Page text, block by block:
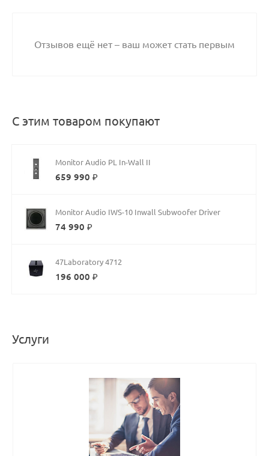
Отзывов ещё нет – ваш может стать первым
С этим товаром покупают
Monitor Audio PL In-Wall II
659 990 ₽
Monitor Audio IWS-10 Inwall Subwoofer Driver
74 990 ₽
47Laboratory 4712
196 000 ₽
Услуги